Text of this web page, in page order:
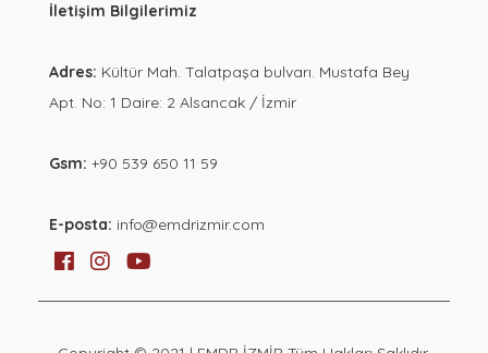
İletişim Bilgilerimiz
Adres: Kültür Mah. Talatpaşa bulvarı. Mustafa Bey
Apt. No: 1 Daire: 2 Alsancak / İzmir
Gsm: +90 539 650 11 59
E-posta: info@emdrizmir.com